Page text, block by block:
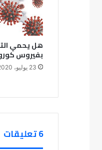
هل يحمي
بفيروس
23 يوليو، 2020
‫6 تعليقات